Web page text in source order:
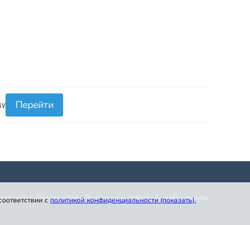
Перейти
АвтовокзалыВопросы и ответыАвиаКонтакты
с политикой конфиденциальности (показать).